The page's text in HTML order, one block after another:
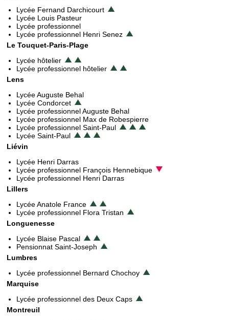
Lycée Fernand Darchicourt
Lycée Louis Pasteur
Lycée professionnel
Lycée professionnel Henri Senez
Le Touquet-Paris-Plage
Lycée hôtelier
Lycée professionnel hôtelier
Lens
Lycée Auguste Behal
Lycée Condorcet
Lycée professionnel Auguste Behal
Lycée professionnel Max de Robespierre
Lycée professionnel Saint-Paul
Lycée Saint-Paul
Liévin
Lycée Henri Darras
Lycée professionnel François Hennebique
Lycée professionnel Henri Darras
Lillers
Lycée Anatole France
Lycée professionnel Flora Tristan
Longuenesse
Lycée Blaise Pascal
Pensionnat Saint-Joseph
Lumbres
Lycée professionnel Bernard Chochoy
Marquise
Lycée professionnel des Deux Caps
Montreuil